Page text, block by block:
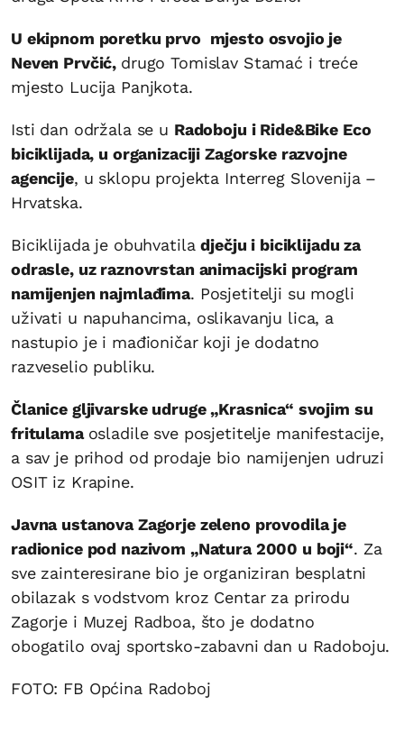
U ekipnom poretku prvo mjesto osvojio je
Neven Prvčić, drugo Tomislav Stamać i treće
mjesto Lucija Panjkota.
Isti dan održala se u Radoboju i Ride&Bike Eco
biciklijada, u organizaciji Zagorske razvojne
agencije, u sklopu projekta Interreg Slovenija –
Hrvatska.
Biciklijada je obuhvatiladječju i biciklijadu za
odrasle, uz raznovrstan animacijski program
namijenjen najmlađima. Posjetitelji su mogli
uživati u napuhancima, oslikavanju lica, a
nastupio je i mađioničar koji je dodatno
razveselio publiku.
Članice gljivarske udruge „Krasnica“ svojim su
fritulama osladile sve posjetitelje manifestacije,
a sav je prihod od prodaje bio namijenjen udruzi
OSIT iz Krapine.
Javna ustanova Zagorje zeleno provodila je
radionice pod nazivom „Natura 2000 u boji“. Za
sve zainteresirane bio je organiziran besplatni
obilazak s vodstvom kroz Centar za prirodu
Zagorje i Muzej Radboa, što je dodatno
obogatilo ovaj sportsko-zabavni dan u Radoboju.
FOTO: FB Općina Radoboj